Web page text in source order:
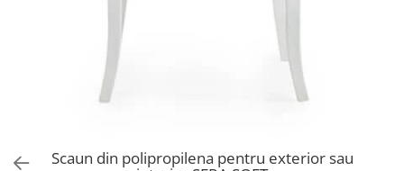
Scaun din polipropilena pentru exterior sau